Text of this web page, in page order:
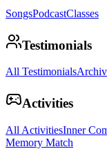
SongsPodcastClasses
Testimonials
All Testimonials
Activities
All ActivitiesInner
Memory Match